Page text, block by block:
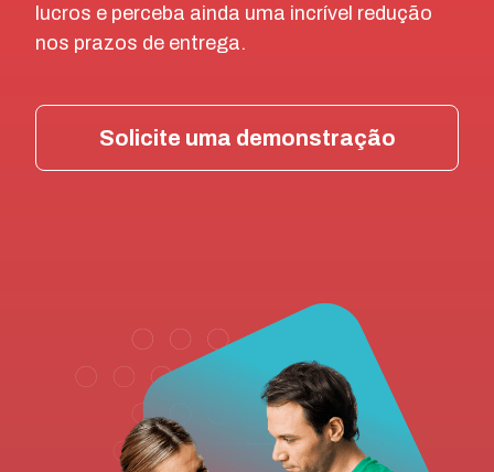
lucros e perceba ainda uma incrível redução
nos prazos de entrega.
Solicite uma demonstração